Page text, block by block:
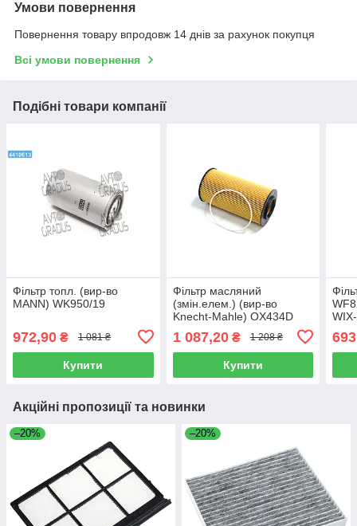
Умови повернення
Повернення товару впродовж 14 днів за рахунок покупця
Всі умови повернення
Подібні товари компанії
Фільтр топл. (вир-во
MANN) WK950/19
972,90 ₴ 1 081 ₴
Купити
Фільтр масляний
(змін.елем.) (вир-во
Knecht-Mahle) OX434D
1 087,20₴ 1 208 ₴
Купити
693
Акційні пропозиції та новинки
–20% –20%